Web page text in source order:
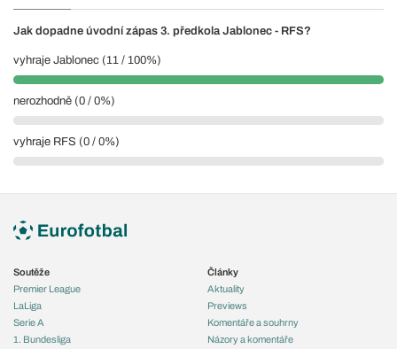
Jak dopadne úvodní zápas 3. předkola Jablonec - RFS?
vyhraje Jablonec (11 / 100%)
nerozhodně (0 / 0%)
vyhraje RFS (0 / 0%)
Soutěže
Premier League
LaLiga
Serie A
1. Bundesliga
Články
Aktuality
Previews
Komentáře a souhrny
Názory a komentáře